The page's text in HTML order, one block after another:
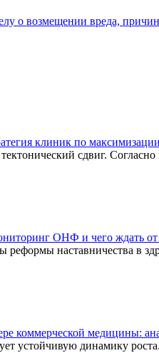
о возмещении вреда,
клиник по максимизации
сдвиг.
ОНФ и чего ждать
наставничества в
коммерческой медицины:
устойчивую динамику